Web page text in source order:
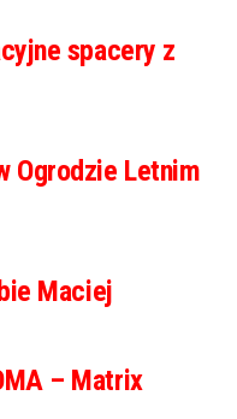
spacery z
Ogrodzie Letnim
Maciej
– Matrix